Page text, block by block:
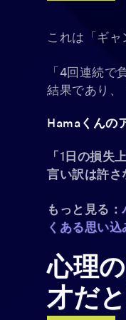
これは「ギ
「4回連続で
結果であり、
Hamaくんの
「1日の損失
言い訳は許さ
もっと見る：
くある思い込
心理
才だ